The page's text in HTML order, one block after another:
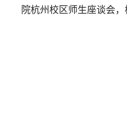
院杭州校区师生座谈会